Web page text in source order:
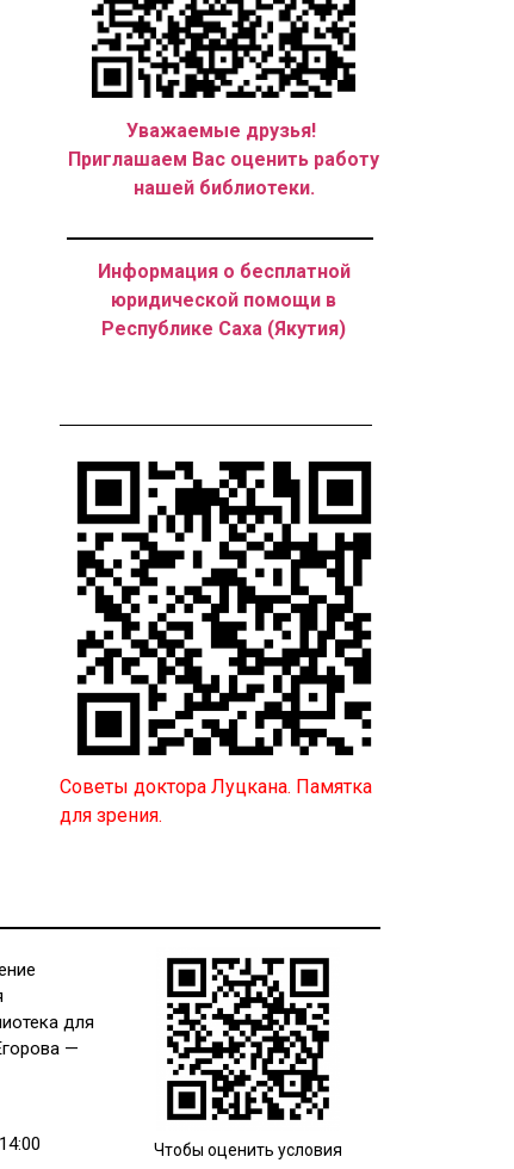
Уважаемые друзья!
Приглашаем Вас оценить работу
нашей библиотеки.
Информация о бесплатной
юридической помощи в
Республике Саха (Якутия)
Советы доктора Луцкана. Памятка
для зрения.
для
—
Чтобы оценить условия